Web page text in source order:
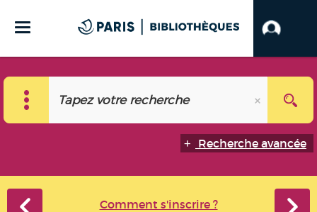
Recherche avancée
Comment s'inscrire ?